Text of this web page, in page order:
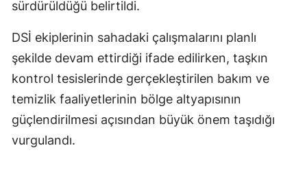
sürdürüldüğü belirtildi.
DSİ ekiplerinin sahadaki çalışmalarını planlı
şekilde devam ettirdiği ifade edilirken, taşkın
kontrol tesislerinde gerçekleştirilen bakım ve
temizlik faaliyetlerinin bölge altyapısının
güçlendirilmesi açısından büyük önem taşıdığı
vurgulandı.